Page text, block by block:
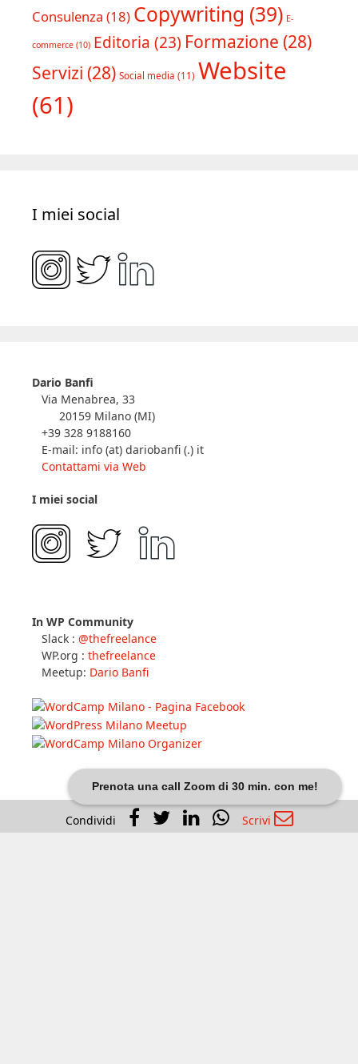
Prenota una call Zoom di 30 min. con me!
Consulenza (18) Copywriting (39) E-
commerce (10) Editoria (23) Formazione (28)
Servizi (28) Social media (11) Website
(61)
I miei social
Dario Banfi
Via Menabrea, 33
20159 Milano (MI)
+39 328 9188160
E-mail: info (at) dariobanfi (.) it
Contattami via Web
I miei social
In WP Community
Slack : @thefreelance
WP.org : thefreelance
Meetup: Dario Banfi
Condividi Scrivi